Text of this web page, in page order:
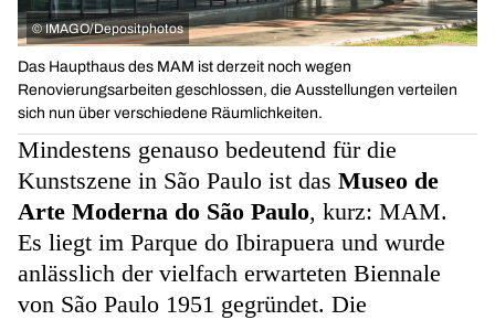
© IMAGO/Depositphotos
Das Haupthaus des MAM ist derzeit noch wegen
Renovierungsarbeiten geschlossen, die Ausstellungen verteilen
sich nun über verschiedene Räumlichkeiten.
Mindestens genauso bedeutend für die
Kunstszene in São Paulo ist das Museo de
Arte Moderna do São Paulo, kurz: MAM.
Es liegt im Parque do Ibirapuera und wurde
anlässlich der vielfach erwarteten Biennale
von São Paulo 1951 gegründet. Die